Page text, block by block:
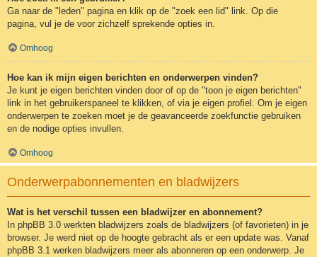
Ga naar de "leden" pagina en klik op de "zoek een lid" link. Op die
pagina, vul je de voor zichzelf sprekende opties in.
Omhoog
Hoe kan ik mijn eigen berichten en onderwerpen vinden?
Je kunt je eigen berichten vinden door of op de "toon je eigen berichten"
link in het gebruikerspaneel te klikken, of via je eigen profiel. Om je eigen
onderwerpen te zoeken moet je de geavanceerde zoekfunctie gebruiken
en de nodige opties invullen.
Omhoog
Onderwerpabonnementen en bladwijzers
Wat is het verschil tussen een bladwijzer en abonnement?
In phpBB 3.0 werkten bladwijzers zoals de bladwijzers (of favorieten) in je
browser. Je werd niet op de hoogte gebracht als er een update was. Vanaf
phpBB 3.1 werken bladwijzers meer als abonneren op een onderwerp. Je